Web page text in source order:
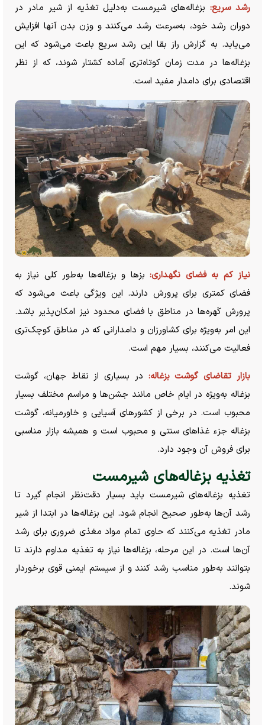
رشد سریع:بزغاله‌های شیرمست به‌دلیل تغذیه از شیر مادر در
دوران رشد خود، به‌سرعت رشد می‌کنند و وزن بدن آنها افزایش
می‌یابد. به گزارش راز بقا این رشد سریع باعث می‌شود که این
بزغاله‌ها در مدت زمان کوتاه‌تری آماده کشتار شوند، که از نظر
اقتصادی برای دامدار مفید است.
نیاز کم به فضای نگهداری: بز‌ها و بزغاله‌ها به‌طور کلی نیاز به
فضای کمتری برای پرورش دارند. این ویژگی باعث می‌شود که
پرورش کَهره‌ها در مناطق با فضای محدود نیز امکان‌پذیر باشد.
این امر به‌ویژه برای کشاورزان و دامدارانی که در مناطق کوچک‌تری
فعالیت می‌کنند، بسیار مهم است.
بازار تقاضای گوشت بزغاله: در بسیاری از نقاط جهان، گوشت
بزغاله به‌ویژه در ایام خاص مانند جشن‌ها و مراسم مختلف بسیار
محبوب است. در برخی از کشور‌های آسیایی و خاورمیانه، گوشت
بزغاله جزء غذا‌های سنتی و محبوب است و همیشه بازار مناسبی
برای فروش آن وجود دارد.
تغذیه بزغاله‌های شیرمست
تغذیه بزغاله‌های شیرمست باید بسیار دقت‌نظر انجام گیرد تا
رشد آن‌ها به‌طور صحیح انجام شود. این بزغاله‌ها در ابتدا از شیر
مادر تغذیه می‌کنند که حاوی تمام مواد مغذی ضروری برای رشد
آن‌ها است. در این مرحله، بزغاله‌ها نیاز به تغذیه مداوم دارند تا
بتوانند به‌طور مناسب رشد کنند و از سیستم ایمنی قوی برخوردار
شوند.